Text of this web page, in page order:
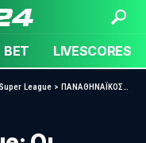
BET LIVESCORES
League > ΠΑΝΑΘΗΝΑΪΚΟΣ>